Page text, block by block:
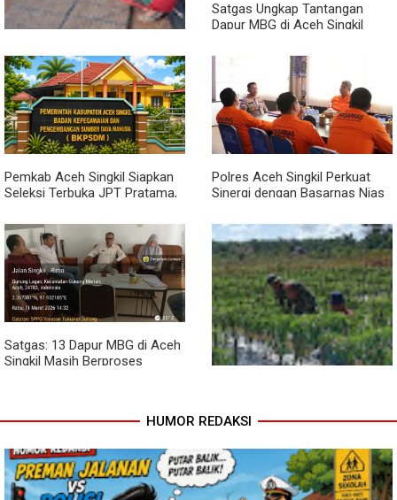
Dari Bibit Jadi Harapan,
Babinsa Dampingi Warga
Kembangkan Semangka
Satgas Ungkap Tantangan
Dapur MBG di Aceh Singkil
Pemkab Aceh Singkil Siapkan
Seleksi Terbuka JPT Pratama,
Kinerja
Polres Aceh Singkil Perkuat
Sinergi dengan Basarnas Nias
Satgas: 13 Dapur MBG di Aceh
Singkil Masih Berproses
Pendampingan Babinsa
Tanaman Cabai
HUMOR REDAKSI